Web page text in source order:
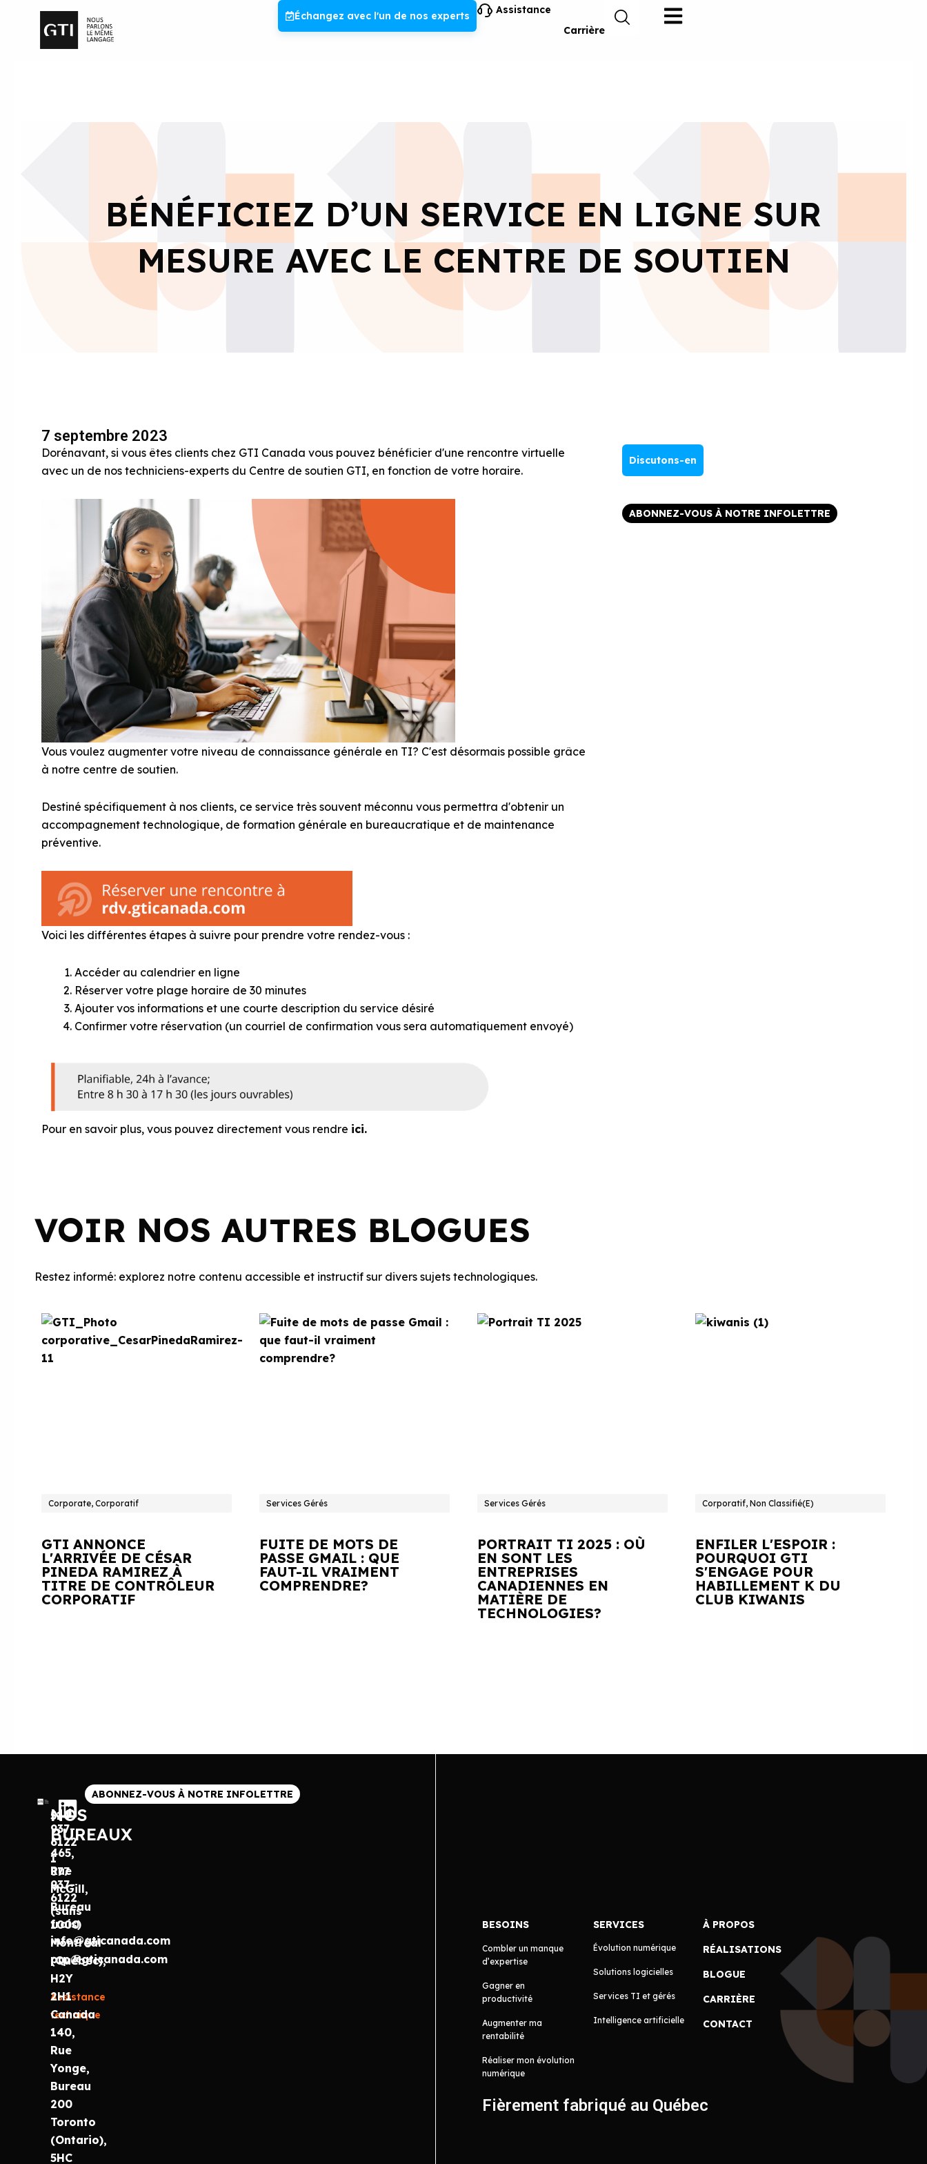
Échangez avec l'un de nos experts
Assistance
Carrière
BÉNÉFICIEZ D’UN SERVICE EN LIGNE SUR
MESURE AVEC LE CENTRE DE SOUTIEN
7 septembre 2023
Dorénavant, si vous êtes clients chez GTI Canada vous pouvez bénéficier d'une rencontre virtuelle
avec un de nos techniciens-experts du Centre de soutien GTI, en fonction de votre horaire.
Vous voulez augmenter votre niveau de connaissance générale en TI? C'est désormais possible grâce
à notre centre de soutien.
Destiné spécifiquement à nos clients, ce service très souvent méconnu vous permettra d'obtenir un
accompagnement technologique, de formation générale en bureaucratique et de maintenance
préventive.
Voici les différentes étapes à suivre pour prendre votre rendez-vous :
Accéder au calendrier en ligne
Réserver votre plage horaire de 30 minutes
Ajouter vos informations et une courte description du service désiré
Confirmer votre réservation (un courriel de confirmation vous sera automatiquement envoyé)
Pour en savoir plus, vous pouvez directement vous rendre ici.
Discutons-en
ABONNEZ-VOUS À NOTRE INFOLETTRE
VOIR NOS AUTRES BLOGUES
Restez informé: explorez notre contenu accessible et instructif sur divers sujets technologiques.
Corporate, Corporatif
GTI ANNONCE
L'ARRIVÉE DE CÉSAR
PINEDA RAMIREZ À
TITRE DE CONTRÔLEUR
CORPORATIF
Services Gérés
FUITE DE MOTS DE
PASSE GMAIL : QUE
FAUT-IL VRAIMENT
COMPRENDRE?
Services Gérés
PORTRAIT TI 2025 : OÙ
EN SONT LES
ENTREPRISES
CANADIENNES EN
MATIÈRE DE
TECHNOLOGIES?
Corporatif, Non Classifié(e)
ENFILER L'ESPOIR :
POURQUOI GTI
S'ENGAGE POUR
HABILLEMENT K DU
CLUB KIWANIS
514
937-
6122
1
877
937-
6122
(sans
frais)
info@gticanada.com
prp@gticanada.com
Assistance
technique
NOS
BUREAUX
465,
Rue
McGill,
Bureau
1000
Montréal
(Québec),
H2Y
2H1
Canada
140,
Rue
Yonge,
Bureau
200
Toronto
(Ontario),
5HC
ABONNEZ-VOUS À NOTRE INFOLETTRE
BESOINS
Combler un manque
d’expertise
Gagner en
productivité
Augmenter ma
rentabilité
Réaliser mon évolution
numérique
SERVICES
Évolution numérique
Solutions logicielles
Services TI et gérés
Intelligence artificielle
À PROPOS
RÉALISATIONS
BLOGUE
CARRIÈRE
CONTACT
Fièrement fabriqué au Québec